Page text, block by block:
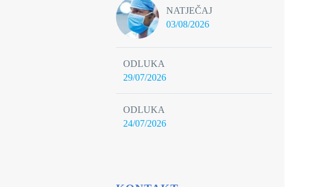
NATJEČAJ
03/08/2026
ODLUKA
29/07/2026
ODLUKA
24/07/2026